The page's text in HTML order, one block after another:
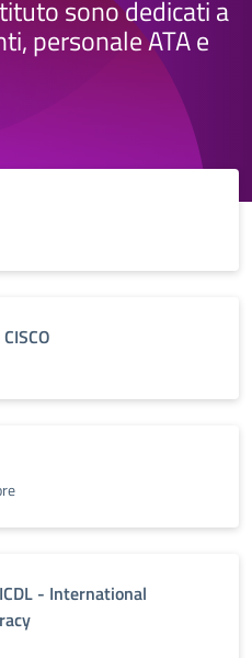
sono dedicati a
personale ATA e
- International